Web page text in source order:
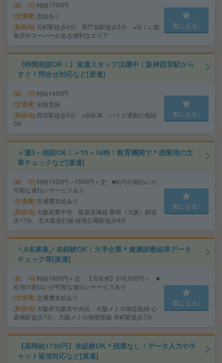
給 与 時給1700円
交通費 支給あり
勤務地 元町駅徒歩6分、県庁前駅徒歩3分 ※近くに飲
食店やスーパーがある便利なエリア
気になる!
《時間相談OK！》派遣スタッフ活躍中！阪神西宮駅から
すぐ！問合せ対応など[派遣]
給 与 時給1450円
交通費 全額支給
勤務地 西宮駅徒歩5分 ※自転車・バイク通勤の相談
OK
気になる!
＜週3～相談OK！＞10～16時！教育機関で＊授業用の文
章チェックなど[派遣]
給 与 時給1500円～1550円＋交 ■給与の前払いが
可能な速払いサービスあり
交通費 交通費支給あり
勤務地 大阪府豊中市 阪急宝塚線 曽根（大阪）駅徒
歩17分、北大阪急行線 緑地公園駅徒歩9分
気になる!
＼8名募集／未経験OK！大手企業＊健康診断結果データ
チェック等[派遣]
給 与 時給1600円＋交 【月収例】316,000円～ ■
給与の前払いが可能な速払いサービスあり
交通費 交通費支給あり
勤務地 大阪府大阪市中央区 大阪メトロ御堂筋線 心
斎橋駅徒歩7分、大阪メトロ御堂筋線 本町駅徒歩7分
気になる!
【高時給1730円】未経験OK＊残業なし！データ入力やチ
ャット返信対応など[派遣]